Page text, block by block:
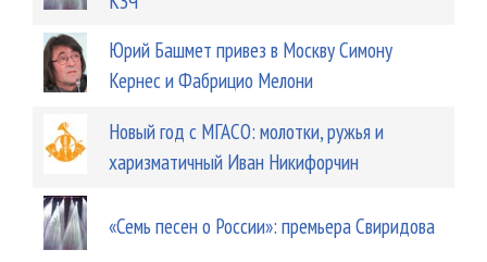
Юрий Башмет привез в Москву Симону
Кернес и Фабрицио Мелони
Новый год с МГАСО: молотки, ружья и
харизматичный Иван Никифорчин
«Семь песен о России»: премьера Свиридова